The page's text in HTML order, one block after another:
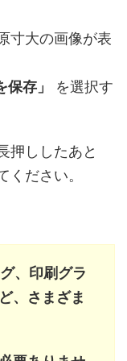
寸大の画像が表
存」
を選択す
押ししたあと
ください。
、印刷グラ
、さまざま